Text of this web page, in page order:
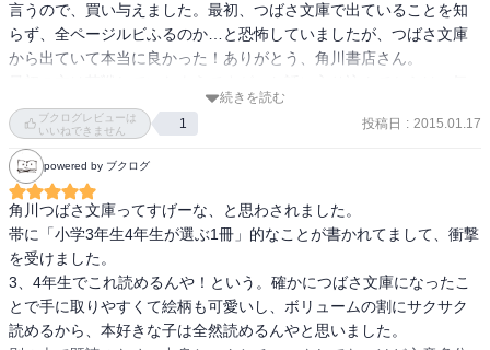
言うので、買い与えました。最初、つばさ文庫で出ていることを知
らず、全ページルビふるのか…と恐怖していましたが、つばさ文庫
から出ていて本当に良かった！ありがとう、角川書店さん。
に進み、あっという間に読んでしまいました。すごく面白かった！
と言っていたけれど、わからないところも沢山あっただろうから、
何年後かにまた読み直した時の感想が楽しみです。390ページ。
続きを読む
ブクログレビューは
いいねできません
1 投稿日 : 2015.01.17
powered by ブクログ
角川つばさ文庫ってすげーな、と思わされました。
帯に「小学3年生4年生が選ぶ1冊」的なことが書かれてまして、衝撃
を受けました。
3、4年生でこれ読めるんや！という。確かにつばさ文庫になったこ
とで手に取りやすくて絵柄も可愛いし、ボリュームの割にサクサク
読めるから、本好きな子は全然読めるんやと思いました。